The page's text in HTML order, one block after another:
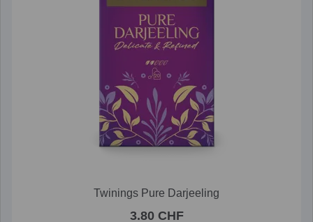
Twinings Pure Darjeeling
3.80 CHF